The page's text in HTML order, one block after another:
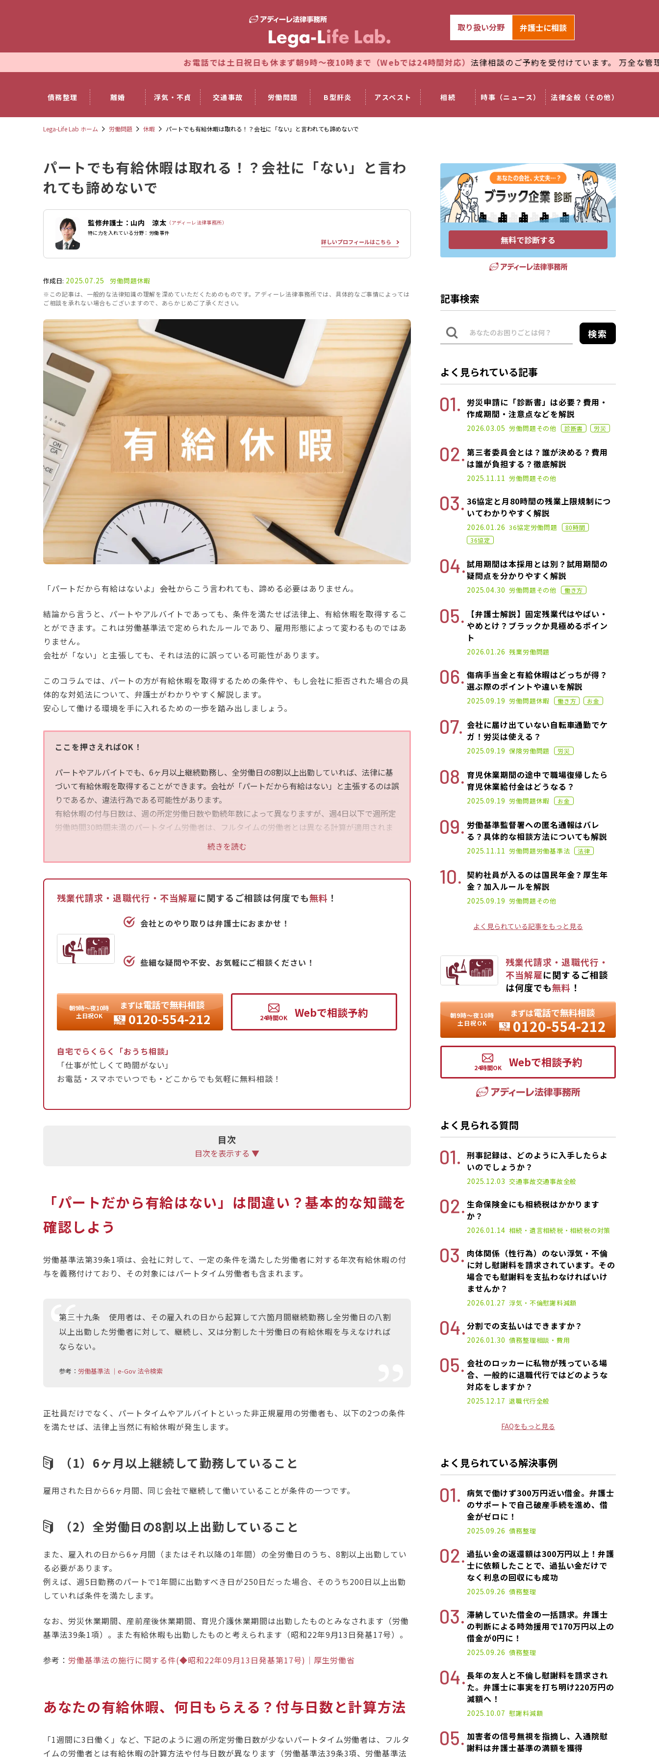
お電話では土日祝日も休まず朝9時～夜10時まで（Webでは24時間対応）法律相談のご予約を受付けています。 万全な管理体制でプラ
債務整理 離婚 浮気・不貞 交通事故 労働問題 B型肝炎 アスベスト 相続 時事（ニュース） 法律全般（その他）
取り扱い分野 弁護士に相談
Lega-Life Lab ホーム 労働問題 休暇 パートでも有給休暇は取れる！？会社に「ない」と言われても諦めないで
パートでも有給休暇は取れる！？会社に「ない」と言わ
れても諦めないで
監修弁護士：山内 涼太 （アディーレ法律事務所）
特に力を入れている分野：労働事件
詳しいプロフィールはこちら
作成日: 2025.07.25 労働問題休暇
※この記事は、一般的な法律知識の理解を深めていただくためのものです。アディーレ法律事務所では、具体的なご事情によっては
ご相談を承れない場合もございますので、あらかじめご了承ください。
「パートだから有給はないよ」――会社からこう言われても、諦める必要はありません。
結論から言うと、パートやアルバイトであっても、条件を満たせば法律上、有給休暇を取得するこ
とができます。これは労働基準法で定められたルールであり、雇用形態によって変わるものではあ
りません。
会社が「ない」と主張しても、それは法的に誤っている可能性があります。
このコラムでは、パートの方が有給休暇を取得するための条件や、もし会社に拒否された場合の具
体的な対処法について、弁護士がわかりやすく解説します。
安心して働ける環境を手に入れるための一歩を踏み出しましょう。
ここを押さえればOK！
パートやアルバイトでも、6ヶ月以上継続勤務し、全労働日の8割以上出勤していれば、法律に基
づいて有給休暇を取得することができます。会社が「パートだから有給はない」と主張するのは誤
りであるか、違法行為である可能性があります。
有給休暇の付与日数は、週の所定労働日数や勤続年数によって異なりますが、週4日以下で週所定
労働時間30時間未満のパートタイム労働者は、フルタイムの労働者とは異なる計算が適用されま
る場合」に限り、時季変更権を行使して取得時期をずらすことができます。単に忙しい、人手不足
といった理由では拒否できません。
もし会社に有給休暇の取得を拒否された場合は、まず会社の担当部署に確認し、それでも解決し
ない場合は労働基準監督署に相談しましょう。状況が改善しない場合は、弁護士への相談も有効
な手段です。自身の権利を行使し、安心して働ける環境を確保することが重要です。
続きを読む
残業代請求・退職代行・不当解雇に関するご相談は何度でも無料 ！
会社とのやり取りは弁護士におまかせ！
些細な疑問や不安、お気軽にご相談ください！
朝9時〜夜10時
土日祝OK
まずは電話で無料相談
0120-554-212 Webで相談予約
自宅でらくらく「おうち相談」
「仕事が忙しくて時間がない」
お電話・スマホでいつでも・どこからでも気軽に無料相談！
目次
目次を表示する ▼
「パートだから有給はない」は間違い？基本的な知識を
確認しよう
労働基準法第39条1項は、会社に対して、一定の条件を満たした労働者に対する年次有給休暇の付
与を義務付けており、その対象にはパートタイム労働者も含まれます。
第三十九条 使用者は、その雇入れの日から起算して六箇月間継続勤務し全労働日の八割
以上出勤した労働者に対して、継続し、又は分割した十労働日の有給休暇を与えなければ
ならない。
参考： 労働基準法 ｜e-Gov 法令検索
正社員だけでなく、パートタイムやアルバイトといった非正規雇用の労働者も、以下の2つの条件
を満たせば、法律上当然に有給休暇が発生します。
（1）6ヶ月以上継続して勤務していること
雇用された日から6ヶ月間、同じ会社で継続して働いていることが条件の一つです。
（2）全労働日の8割以上出勤していること
また、雇入れの日から6ヶ月間（またはそれ以降の1年間）の全労働日のうち、8割以上出勤してい
る必要があります。
例えば、週5日勤務のパートで1年間に出勤すべき日が250日だった場合、そのうち200日以上出勤
していれば条件を満たします。
なお、労災休業期間、産前産後休業期間、育児介護休業期間は出勤したものとみなされます（労働
基準法39条1項）。また有給休暇も出勤したものと考えられます（昭和22年9月13日発基17号）。
参考： 労働基準法の施行に関する件(◆昭和22年09月13日発基第17号)｜厚生労働省
あなたの有給休暇、何日もらえる？付与日数と計算方法
「1週間に3日働く」など、下記のように週の所定労働日数が少ないパートタイム労働者は、フルタ
イムの労働者とは有給休暇の計算方法や付与日数が異なります（労働基準法39条3項、労働基準法
無料で診断する
記事検索
検索
よく見られている記事
労災申請に「診断書」は必要？費用・
作成期間・注意点などを解説
2024.11.22
2026.03.05 労働問題その他 診断書 労災
第三者委員会とは？誰が決める？費用
は誰が負担する？徹底解説
2025.06.18
2025.11.11 労働問題その他
36協定と月80時間の残業上限規制につ
いてわかりやすく解説
2024.11.11
2026.01.26 36協定労働問題
80時間
36協定
試用期間は本採用とは別？試用期間の
疑問点を分かりやすく解説
2021.01.14
2025.04.30 労働問題その他 働き方
【弁護士解説】固定残業代はやばい・
やめとけ？ブラックか見極めるポイン
ト
2025.07.25
2026.01.26 残業労働問題
傷病手当金と有給休暇はどっちが得？
選ぶ際のポイントや違いを解説
2022.02.09
2025.09.19 労働問題休暇 働き方 お金
会社に届け出ていない自転車通勤でケ
ガ！労災は使える？
2021.11.18
2025.09.19 保険労働問題 労災
育児休業期間の途中で職場復帰したら
育児休業給付金はどうなる？
2021.11.18
2025.09.19 労働問題休暇 お金
労働基準監督署への匿名通報はバレ
る？具体的な相談方法についても解説
2021.06.09
2025.11.11 労働問題労働基準法 法律
契約社員が入るのは国民年金？厚生年
金？加入ルールを解説
2021.11.18
2025.09.19 労働問題その他
よく見られている記事をもっと見る
残業代請求・退職代行・
不当解雇に関するご相談
は何度でも無料 ！
朝9時〜夜10時
土日祝OK
まずは電話で無料相談
0120-554-212
Webで相談予約
よく見られる質問
刑事記録は、どのように入手したらよ
いのでしょうか？
2025.12.03 交通事故交通事故全般
生命保険金にも相続税はかかります
か？
2026.01.14 相続・遺言相続税・相続税の対策
肉体関係（性行為）のない浮気・不倫
に対し慰謝料を請求されています。その
場合でも慰謝料を支払わなければいけ
ませんか？
2026.01.27 浮気・不倫慰謝料減額
分割での支払いはできますか？
2026.01.30 債務整理相談・費用
会社のロッカーに私物が残っている場
合、一般的に退職代行ではどのような
対応をしますか？
2025.12.17 退職代行全般
FAQをもっと見る
よく見られている解決事例
病気で働けず300万円近い借金。弁護士
のサポートで自己破産手続を進め、借
金がゼロに！
2025.09.26 債務整理
過払い金の返還額は300万円以上！弁護
士に依頼したことで、過払い金だけで
なく利息の回収にも成功
2025.09.26 債務整理
滞納していた借金の一括請求。弁護士
の判断による時効援用で170万円以上の
借金が0円に！
2025.09.26 債務整理
長年の友人と不倫し慰謝料を請求され
た。弁護士に事実を打ち明け220万円の
減額へ！
2025.10.07 慰謝料減額
加害者の信号無視を指摘し、入通院慰
謝料は弁護士基準の満額を獲得